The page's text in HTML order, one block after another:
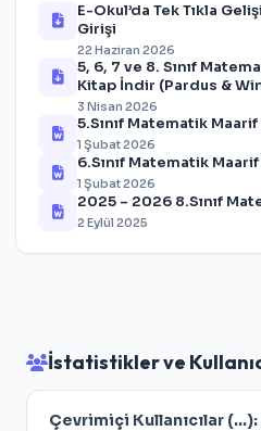
E-Okul’da Tek Tıkla
Girişi
22 Haziran 2026
5, 6, 7 ve 8. Sınıf
Kitap İndir (Pardus &
3 Nisan 2026
5.Sınıf Matematik
1 Şubat 2026
6.Sınıf Matematik
1 Şubat 2026
2025 – 2026 8.Sınıf
2 Eylül 2025
İstatistikler ve
Çevrimiçi Kullanıcılar (...):